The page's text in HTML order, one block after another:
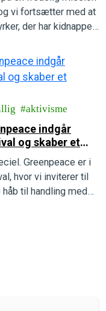
vi fortsætter med at
der har kidnappet
aktivisme
indgår
og skaber et
Greenpeace er i
hvor vi inviterer til
håb til handling med